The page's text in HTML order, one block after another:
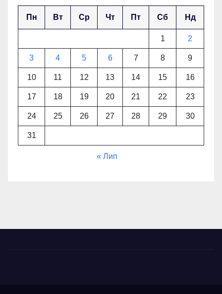
Пн Вт Ср Чт Пт Сб Нд
1 2
3 4 5 6 7 8 9
10 11 12 13 14 15 16
17 18 19 20 21 22 23
24 25 26 27 28 29 30
31
« Лип